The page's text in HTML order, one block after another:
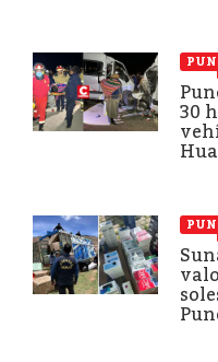
30